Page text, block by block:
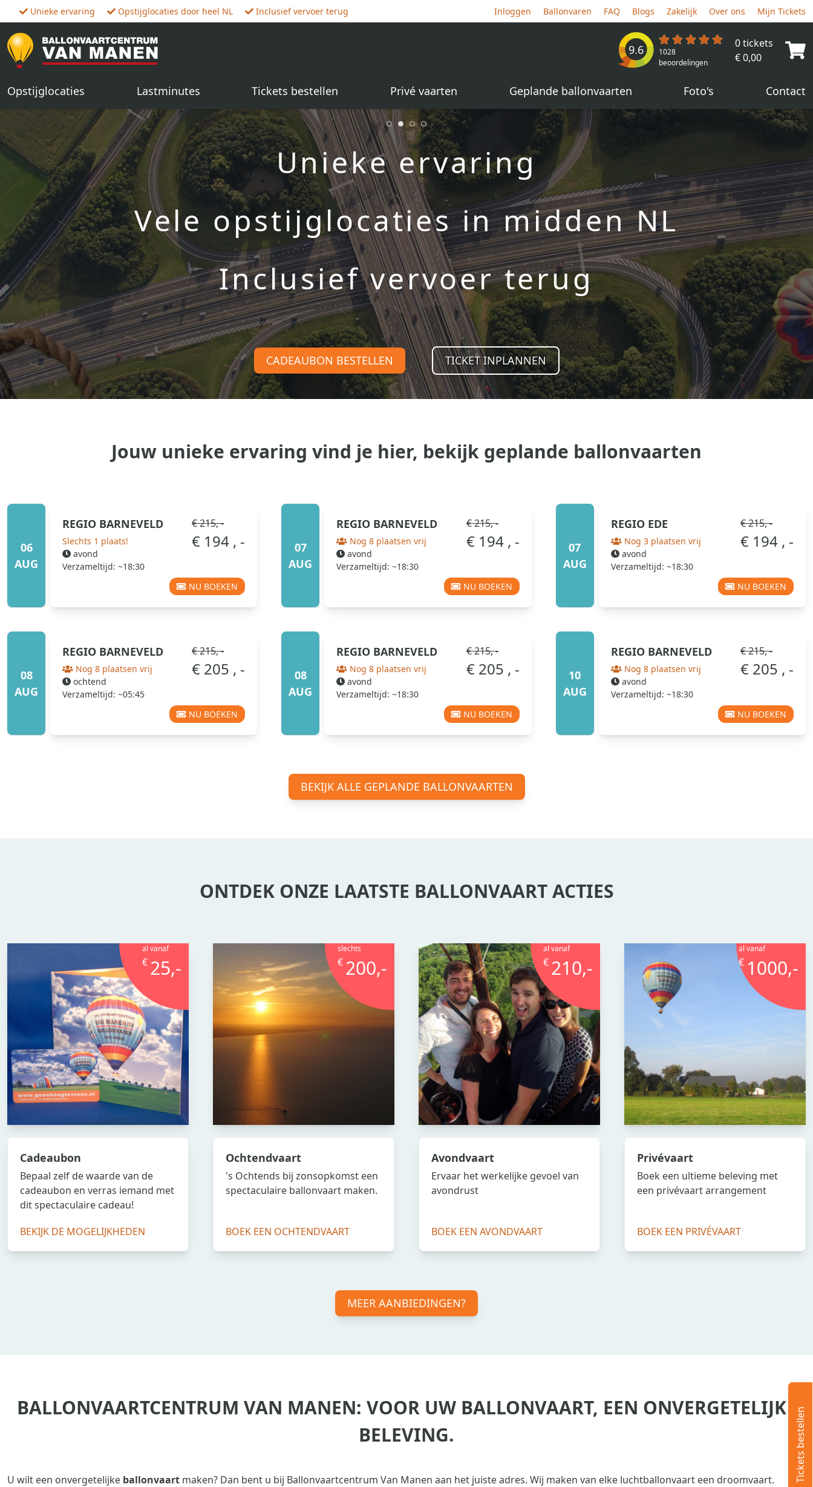
Unieke ervaring Opstijglocaties door heel NL Inclusief vervoer terug Inloggen Ballonvaren FAQ Blogs Zakelijk Over ons Mijn Tickets
9.6
1028
beoordelingen
0 tickets
€ 0,00
Opstijglocaties Lastminutes Tickets bestellen Privé vaarten Geplande ballonvaarten Foto's Contact
Unieke ervaring
Vele opstijglocaties in midden NL
Inclusief vervoer terug
CADEAUBON BESTELLEN TICKET INPLANNEN
Jouw unieke ervaring vind je hier, bekijk geplande ballonvaarten
06
AUG
REGIO BARNEVELD
Slechts 1 plaats!
avond
Verzameltijd: ~18:30
€ 215, -
€ 194 , -
NU BOEKEN
07
AUG
REGIO BARNEVELD
Nog 8 plaatsen vrij
avond
Verzameltijd: ~18:30
€ 215, -
€ 194 , -
NU BOEKEN
07
AUG
REGIOEDE
Nog 3 plaatsen vrij
avond
Verzameltijd: ~18:30
€ 215, -
€ 194 , -
NU BOEKEN
08
AUG
REGIO BARNEVELD
Nog 8 plaatsen vrij
ochtend
Verzameltijd: ~05:45
€ 215, -
€ 205 , -
NU BOEKEN
08
AUG
REGIO BARNEVELD
Nog 8 plaatsen vrij
avond
Verzameltijd: ~18:30
€ 215, -
€ 205 , -
NU BOEKEN
10
AUG
REGIOBARNEVELD
Nog 8 plaatsen vrij
avond
Verzameltijd: ~18:30
€ 215, -
€ 205 , -
NU BOEKEN
BEKIJK ALLE GEPLANDE BALLONVAARTEN
ONTDEK ONZE LAATSTE BALLONVAART ACTIES
al vanaf
€ 25,-
Cadeaubon
Bepaal zelf de waarde van de
cadeaubon en verras iemand met
dit spectaculaire cadeau!
BEKIJK DE MOGELIJKHEDEN
slechts
€ 200,-
Ochtendvaart
's Ochtends bij zonsopkomst een
spectaculaire ballonvaart maken.
BOEK EEN OCHTENDVAART
al vanaf
€ 210,-
Avondvaart
Ervaar het werkelijke gevoel van
avondrust
BOEK EEN AVONDVAART
al vanaf
€ 1000,-
Privévaart
Boek een ultieme beleving met
een privévaart arrangement
BOEK EEN PRIVÉVAART
MEER AANBIEDINGEN?
BALLONVAARTCENTRUM VAN MANEN: VOOR UW BALLONVAART, EEN ONVERGETELIJKE
BELEVING.
U wilt een onvergetelijke ballonvaart maken? Dan bent u bij Ballonvaartcentrum Van Manen aan het juiste adres. Wij maken van elke luchtballonvaart een droomvaart.
Tickets bestellen